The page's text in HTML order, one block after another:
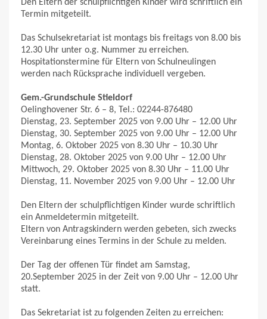
Den Eltern der schulpflichtigen Kinder wird schriftlich ein
Termin mitgeteilt.
Das Schulsekretariat ist montags bis freitags von 8.00 bis
12.30 Uhr unter o.g. Nummer zu erreichen.
Hospitationstermine für Eltern von Schulneulingen
werden nach Rücksprache individuell vergeben.
Gem.-Grundschule Stieldorf
Oelinghovener Str. 6 – 8, Tel.: 02244-876480
Dienstag, 23. September 2025 von 9.00 Uhr – 12.00 Uhr
Dienstag, 30. September 2025 von 9.00 Uhr – 12.00 Uhr
Montag, 6. Oktober 2025 von 8.30 Uhr – 10.30 Uhr
Dienstag, 28. Oktober 2025 von 9.00 Uhr – 12.00 Uhr
Mittwoch, 29. Oktober 2025 von 8.30 Uhr – 11.00 Uhr
Dienstag, 11. November 2025 von 9.00 Uhr – 12.00 Uhr
Den Eltern der schulpflichtigen Kinder wurde schriftlich
ein Anmeldetermin mitgeteilt.
Eltern von Antragskindern werden gebeten, sich zwecks
Vereinbarung eines Termins in der Schule zu melden.
Der Tag der offenen Tür findet am Samstag,
20.September 2025 in der Zeit von 9.00 Uhr – 12.00 Uhr
statt.
Das Sekretariat ist zu folgenden Zeiten zu erreichen: